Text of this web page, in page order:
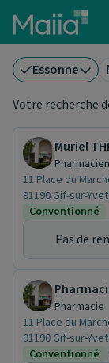
Aller au contenu
Essonne
Votre recherche
Muriel
Pharmacien
11 Place du
91190 Gif-sur-
Conventionné
Pas de
Pharmacie
11 Place du
91190 Gif-sur-
Conventionné